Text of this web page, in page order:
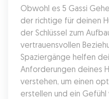
Obwohl es 5 Gassi
der richtige für deinen
der Schlüssel zum
vertrauensvollen
Spaziergänge helfen
Anforderungen deines
verstehen, um einen
erstellen und ein